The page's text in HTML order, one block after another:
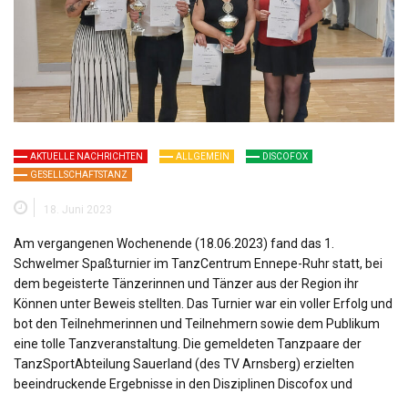
AKTUELLE NACHRICHTEN ALLGEMEIN
DISCOFOX
GESELLSCHAFTSTANZ
18. Juni 2023
Am vergangenen Wochenende (18.06.2023) fand das 1.
Schwelmer Spaßturnier im TanzCentrum Ennepe-Ruhr statt, bei
dem begeisterte Tänzerinnen und Tänzer aus der Region ihr
Können unter Beweis stellten. Das Turnier war ein voller Erfolg und
bot den Teilnehmerinnen und Teilnehmern sowie dem Publikum
eine tolle Tanzveranstaltung. Die gemeldeten Tanzpaare der
TanzSportAbteilung Sauerland (des TV Arnsberg) erzielten
beeindruckende Ergebnisse in den Disziplinen Discofox und